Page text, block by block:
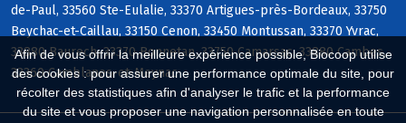
Afin de vous offrir la meilleure expérience possible, Biocoop utilise
des cookies : pour assurer une performance optimale du site, pour
récolter des statistiques afin d'analyser le trafic et la performance
du site et vous proposer une navigation personnalisée en toute
de-Paul, 33560 Ste-Eulalie, 33370 Artigues-près-Bordeaux, 33750
Beychac-et-Caillau, 33150 Cenon, 33450 Montussan, 33370 Yvrac,
33880 Baurech, 33370 Bonnetan, 33750 Camarsac, 33880 Cambes,
33360 Camblanes-et-Meynac